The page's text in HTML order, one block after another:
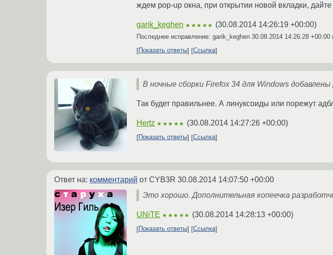
ждем pop-up окна, при открытии новой вкладки, дайте
garik_keghen ★★★★★ (30.08.2014 14:26:19 +00:00)
Последнее исправление: garik_keghen 30.08.2014 14:26:28 +00:00
Показать ответы
Ссылка
В ночные сборки Firefox 34 для Windows
Так будет правильнее. А линуксоиды или порежут
Hertz ★★★★★ (30.08.2014 14:27:26 +00:00)
Показать ответы Ссылка
Ответ на: комментарий от CYB3R 30.08.2014 14:07:50 +00:00
Это хорошо. Дополнительная копеечка
UNiTE ★★★★★ (30.08.2014 14:28:13 +00:00)
Показать ответы Ссылка